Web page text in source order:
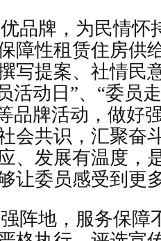
品牌，为民情怀
障性租赁住房供
写提案、社情民
活动日”、“委员
品牌活动，做好
会共识，汇聚奋
、发展有温度，
让委员感受到更
阵地，服务保障